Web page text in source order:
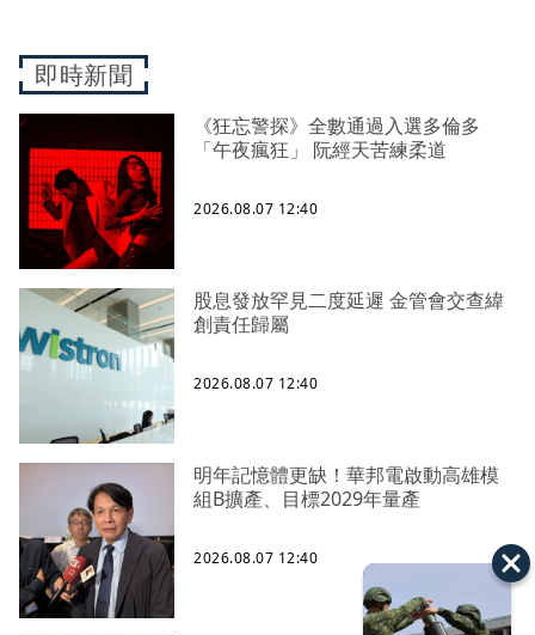
即時新聞
《狂忘警探》全數通過入選多倫多
「午夜瘋狂」 阮經天苦練柔道
2026.08.07 12:40
股息發放罕見二度延遲 金管會交查緯
創責任歸屬
2026.08.07 12:40
明年記憶體更缺！華邦電啟動高雄模
組B擴產、目標2029年量產
2026.08.07 12:40